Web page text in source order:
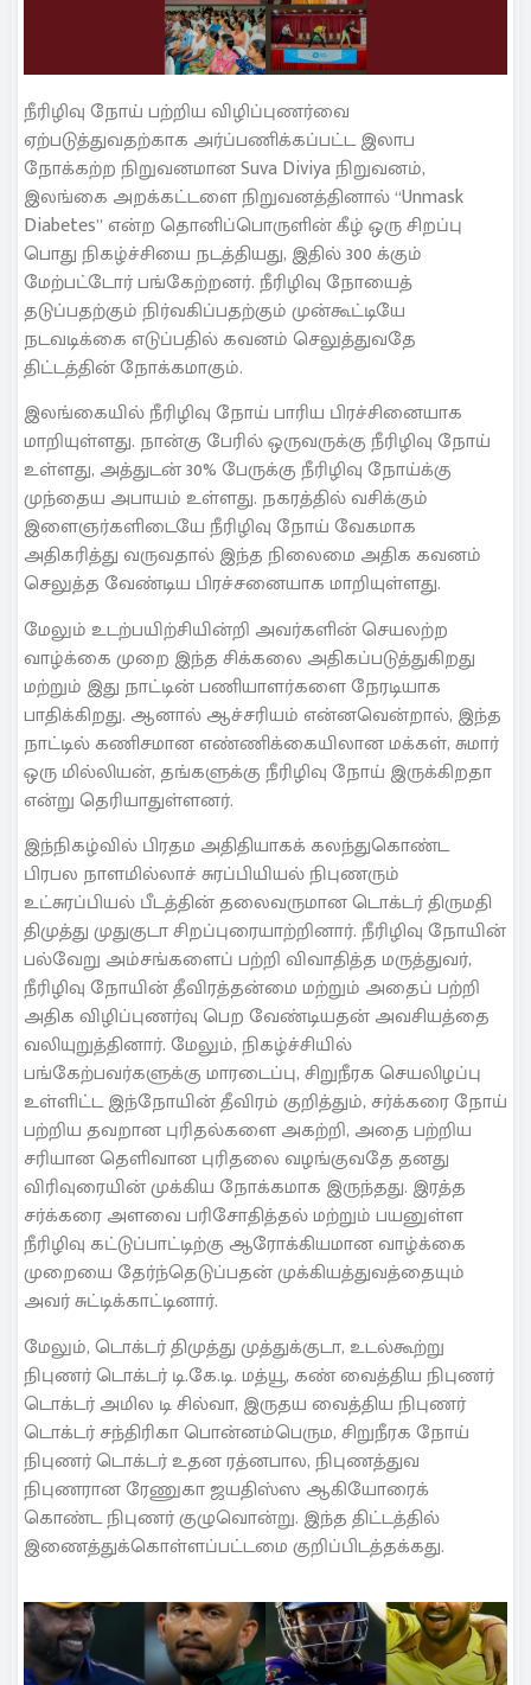
நீரிழிவு நோய் பற்றிய விழிப்புணர்வை
ஏற்படுத்துவதற்காக அர்ப்பணிக்கப்பட்ட இலாப
நோக்கற்ற நிறுவனமான Suva Diviya நிறுவனம்,
இலங்கை அறக்கட்டளை நிறுவனத்தினால் “Unmask
Diabetes” என்ற தொனிப்பொருளின் கீழ் ஒரு சிறப்பு
பொது நிகழ்ச்சியை நடத்தியது, இதில் 300 க்கும்
மேற்பட்டோர் பங்கேற்றனர். நீரிழிவு நோயைத்
தடுப்பதற்கும் நிர்வகிப்பதற்கும் முன்கூட்டியே
நடவடிக்கை எடுப்பதில் கவனம் செலுத்துவதே
திட்டத்தின் நோக்கமாகும்.
இலங்கையில் நீரிழிவு நோய் பாரிய பிரச்சினையாக
மாறியுள்ளது. நான்கு பேரில் ஒருவருக்கு நீரிழிவு நோய்
உள்ளது, அத்துடன் 30% பேருக்கு நீரிழிவு நோய்க்கு
முந்தைய அபாயம் உள்ளது. நகரத்தில் வசிக்கும்
இளைஞர்களிடையே நீரிழிவு நோய் வேகமாக
அதிகரித்து வருவதால் இந்த நிலைமை அதிக கவனம்
செலுத்த வேண்டிய பிரச்சனையாக மாறியுள்ளது.
மேலும் உடற்பயிற்சியின்றி அவர்களின் செயலற்ற
வாழ்க்கை முறை இந்த சிக்கலை அதிகப்படுத்துகிறது
மற்றும் இது நாட்டின் பணியாளர்களை நேரடியாக
பாதிக்கிறது. ஆனால் ஆச்சரியம் என்னவென்றால், இந்த
நாட்டில் கணிசமான எண்ணிக்கையிலான மக்கள், சுமார்
ஒரு மில்லியன், தங்களுக்கு நீரிழிவு நோய் இருக்கிறதா
என்று தெரியாதுள்ளனர்.
இந்நிகழ்வில் பிரதம அதிதியாகக் கலந்துகொண்ட
பிரபல நாளமில்லாச் சுரப்பியியல் நிபுணரும்
உட்சுரப்பியல் பீடத்தின் தலைவருமான டொக்டர் திருமதி
திமுத்து முதுகுடா சிறப்புரையாற்றினார். நீரிழிவு நோயின்
பல்வேறு அம்சங்களைப் பற்றி விவாதித்த மருத்துவர்,
நீரிழிவு நோயின் தீவிரத்தன்மை மற்றும் அதைப் பற்றி
அதிக விழிப்புணர்வு பெற வேண்டியதன் அவசியத்தை
வலியுறுத்தினார். மேலும், நிகழ்ச்சியில்
பங்கேற்பவர்களுக்கு மாரடைப்பு, சிறுநீரக செயலிழப்பு
உள்ளிட்ட இந்நோயின் தீவிரம் குறித்தும், சர்க்கரை நோய்
பற்றிய தவறான புரிதல்களை அகற்றி, அதை பற்றிய
சரியான தெளிவான புரிதலை வழங்குவதே தனது
விரிவுரையின் முக்கிய நோக்கமாக இருந்தது. இரத்த
சர்க்கரை அளவை பரிசோதித்தல் மற்றும் பயனுள்ள
நீரிழிவு கட்டுப்பாட்டிற்கு ஆரோக்கியமான வாழ்க்கை
முறையை தேர்ந்தெடுப்பதன் முக்கியத்துவத்தையும்
அவர் சுட்டிக்காட்டினார்.
மேலும், டொக்டர் திமுத்து முத்துக்குடா, உடல்கூற்று
நிபுணர் டொக்டர் டி.கே.டி. மத்யூ, கண் வைத்திய நிபுணர்
டொக்டர் அமில டி சில்வா, இருதய வைத்திய நிபுணர்
டொக்டர் சந்திரிகா பொன்னம்பெரும, சிறுநீரக நோய்
நிபுணர் டொக்டர் உதன ரத்னபால, நிபுணத்துவ
நிபுணரான ரேணுகா ஜயதிஸ்ஸ ஆகியோரைக்
கொண்ட நிபுணர் குழுவொன்று. இந்த திட்டத்தில்
இணைத்துக்கொள்ளப்பட்டமை குறிப்பிடத்தக்கது.